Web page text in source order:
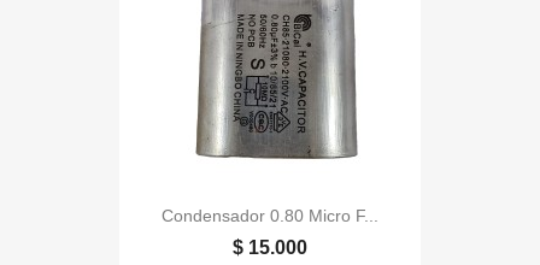
Condensador 0.80 Micro F...
$ 15.000